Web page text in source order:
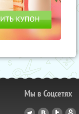
Мы в Соцсетях